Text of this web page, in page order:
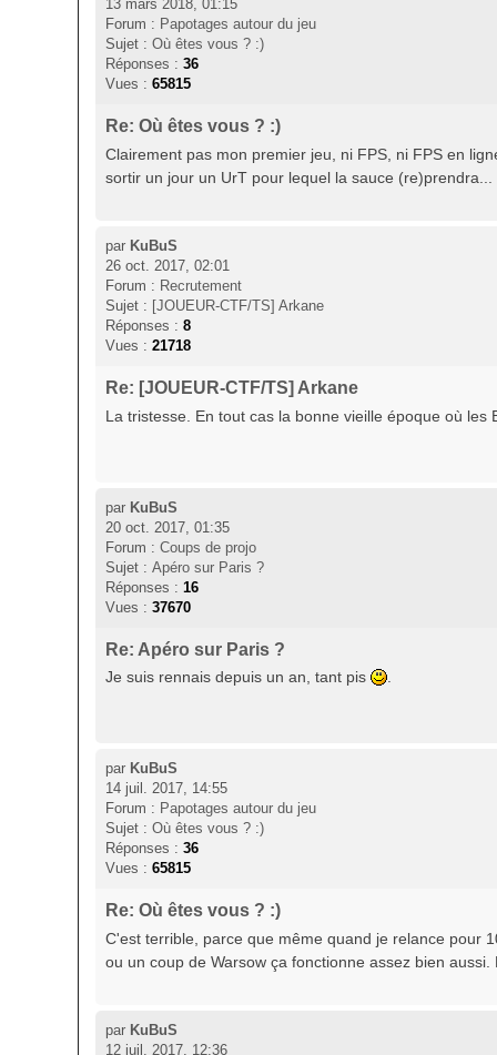
13 mars 2018, 01:15
Forum : Papotages autour du jeu
Sujet : Où êtes vous ? :)
Réponses : 36
Vues : 65815
Re: Où êtes vous ? :)
Clairement pas mon premier jeu, ni FPS, ni FPS en
sortir un jour un UrT pour lequel la sauce (re)prendra...
par KuBuS
26 oct. 2017, 02:01
Forum : Recrutement
Sujet : [JOUEUR-CTF/TS] Arkane
Réponses : 8
Vues : 21718
Re: [JOUEUR-CTF/TS] Arkane
La tristesse. En tout cas la bonne vieille époque où
par KuBuS
20 oct. 2017, 01:35
Forum : Coups de projo
Sujet : Apéro sur Paris ?
Réponses : 16
Vues : 37670
Re: Apéro sur Paris ?
Je suis rennais depuis un an, tant pis .
par KuBuS
14 juil. 2017, 14:55
Forum : Papotages autour du jeu
Sujet : Où êtes vous ? :)
Réponses : 36
Vues : 65815
Re: Où êtes vous ? :)
C'est terrible, parce que même quand je relance pour
ou un coup de Warsow ça fonctionne assez bien
par KuBuS
12 juil. 2017, 12:36